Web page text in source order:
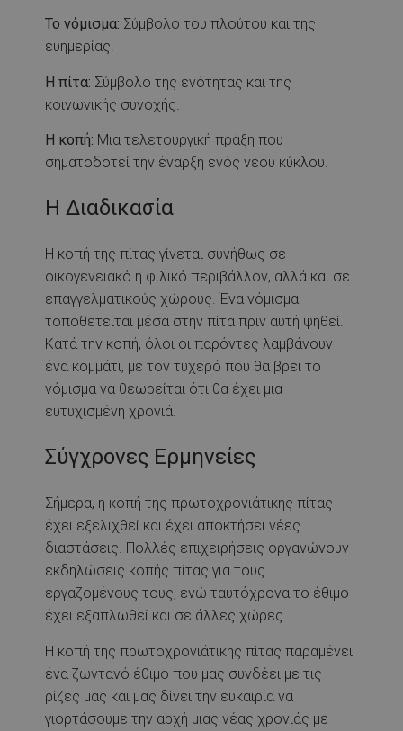
Το νόμισμα: Σύμβολο του πλούτου και της
ευημερίας.
Η πίτα: Σύμβολο της ενότητας και της
κοινωνικής συνοχής.
Η κοπή: Μια τελετουργική πράξη που
σηματοδοτεί την έναρξη ενός νέου κύκλου.
Η Διαδικασία
Η κοπή της πίτας γίνεται συνήθως σε
οικογενειακό ή φιλικό περιβάλλον, αλλά και σε
επαγγελματικούς χώρους. Ένα νόμισμα
τοποθετείται μέσα στην πίτα πριν αυτή ψηθεί.
Κατά την κοπή, όλοι οι παρόντες λαμβάνουν
ένα κομμάτι, με τον τυχερό που θα βρει το
νόμισμα να θεωρείται ότι θα έχει μια
ευτυχισμένη χρονιά.
Σύγχρονες Ερμηνείες
Σήμερα, η κοπή της πρωτοχρονιάτικης πίτας
έχει εξελιχθεί και έχει αποκτήσει νέες
διαστάσεις. Πολλές επιχειρήσεις οργανώνουν
εκδηλώσεις κοπής πίτας για τους
εργαζομένους τους, ενώ ταυτόχρονα το έθιμο
έχει εξαπλωθεί και σε άλλες χώρες.
Η κοπή της πρωτοχρονιάτικης πίτας παραμένει
ένα ζωντανό έθιμο που μας συνδέει με τις
ρίζες μας και μας δίνει την ευκαιρία να
γιορτάσουμε την αρχή μιας νέας χρονιάς με